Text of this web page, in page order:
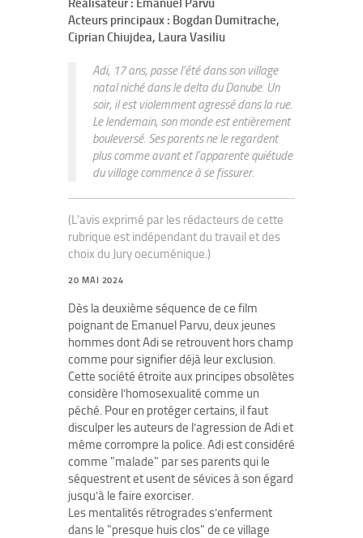
Réalisateur : Emanuel Parvu
Acteurs principaux : Bogdan Dumitrache,
Ciprian Chiujdea, Laura Vasiliu
Adi, 17 ans, passe l’été dans son village
natal niché dans le delta du Danube. Un
soir, il est violemment agressé dans la rue.
Le lendemain, son monde est entièrement
bouleversé. Ses parents ne le regardent
plus comme avant et l’apparente quiétude
du village commence à se fissurer.
(L'avis exprimé par les rédacteurs de cette
rubrique est indépendant du travail et des
choix du Jury oecuménique.)
20 MAI 2024
Dès la deuxième séquence de ce film
poignant de Emanuel Parvu, deux jeunes
hommes dont Adi se retrouvent hors champ
comme pour signifier déjà leur exclusion.
Cette société étroite aux principes obsolètes
considère l’homosexualité comme un
péché. Pour en protéger certains, il faut
disculper les auteurs de l’agression de Adi et
même corrompre la police. Adi est considéré
comme "malade" par ses parents qui le
séquestrent et usent de sévices à son égard
jusqu’à le faire exorciser.
Les mentalités rétrogrades s’enferment
dans le "presque huis clos" de ce village